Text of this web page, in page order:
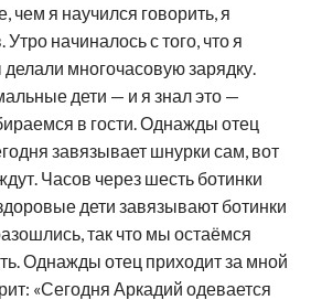
чем я научился говорить, я
начиналось с того, что я
многочасовую зарядку.
дети — и я знал это —
в гости. Однажды отец
завязывает шнурки сам, вот
Часов через шесть ботинки
дети завязывают ботинки
так что мы остаёмся
Однажды отец приходит за мной
«Сегодня Аркадий одевается